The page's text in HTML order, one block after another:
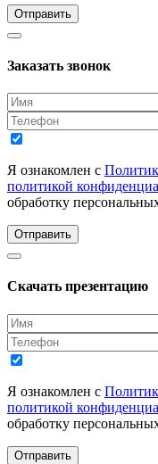
Отправить
Заказать звонок
Я ознакомлен с
политикой
обработку
Отправить
Скачать презентацию
Я ознакомлен с
политикой
обработку
Отправить